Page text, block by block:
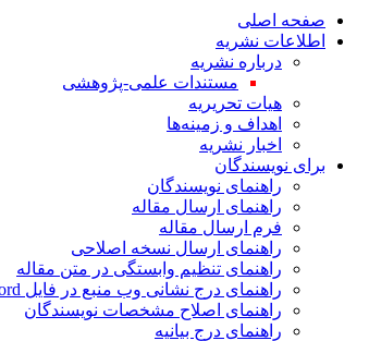
صفحه اصلی
اطلاعات نشریه
درباره نشریه
مستندات علمی-پژوهشی
هیات تحریریه
اهداف و زمینه‌ها
اخبار نشریه
برای نویسندگان
راهنمای نویسندگان
راهنمای ارسال مقاله
فرم ارسال مقاله
راهنمای ارسال نسخه اصلاحی
راهنمای تنظیم وابستگی در متن مقاله
راهنمای درج نشانی وب منبع در فایل Word مقاله
راهنمای اصلاح مشخصات نویسندگان
راهنمای درج بیانیه